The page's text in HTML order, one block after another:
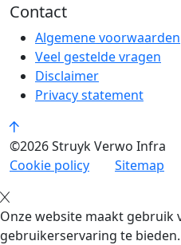
Contact
Algemene voorwaarden
Veel gestelde vragen
Disclaimer
Privacy statement
©2026 Struyk Verwo
Cookie policy
Sitemap
Onze website maakt gebruik
gebruikerservaring te